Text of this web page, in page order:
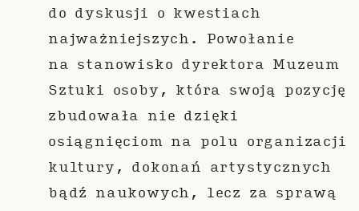
do dyskusji o kwestiach
najważniejszych. Powołanie
na stanowisko dyrektora Muzeum
Sztuki osoby, która swoją pozycję
zbudowała nie dzięki
osiągnięciom na polu organizacji
kultury, dokonań artystycznych
bądź naukowych, lecz za sprawą